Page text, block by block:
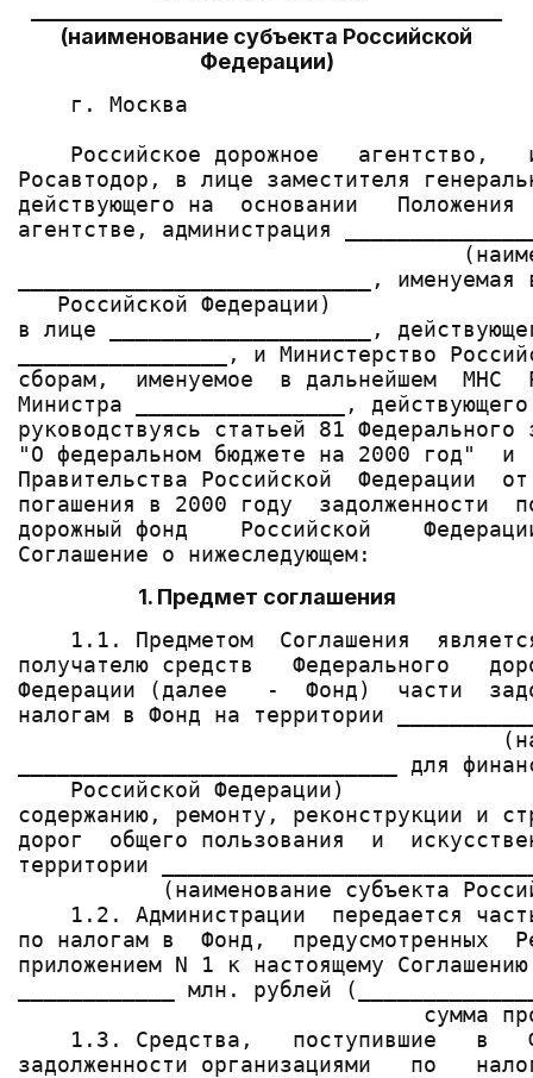
(наименование субъекта Российской
Федерации)
г. Москва
Российское дорожное   агентство,
Росавтодор, в лице заместителя
действующего на  основании
агентстве, администрация
___________________________,
   Российской Федерации)
в лице ____________________,
________________, и Министерство
сборам,  именуемое  в дальнейшем  МНС
Министра ________________,
руководствуясь статьей 81
"О федеральном бюджете на 2000 год"  и
Правительства Российской  Федерации
погашения в 2000 году  задолженности
дорожный фонд    Российской
1. Предмет соглашения
1.1. Предметом  Соглашения
получателю средств   Федерального
Федерации (далее   -  Фонд)  части
налогам в Фонд на территории
_____________________________ для
    Российской Федерации)
содержанию, ремонту, реконструкции и
дорог  общего пользования  и
территории
(наименование субъекта
1.2. Администрации  передается
по налогам в  Фонд,  предусмотренных
приложением N 1 к настоящему
____________ млн. рублей
сумма
1.3. Средства,   поступившие   в
задолженности организациями   по